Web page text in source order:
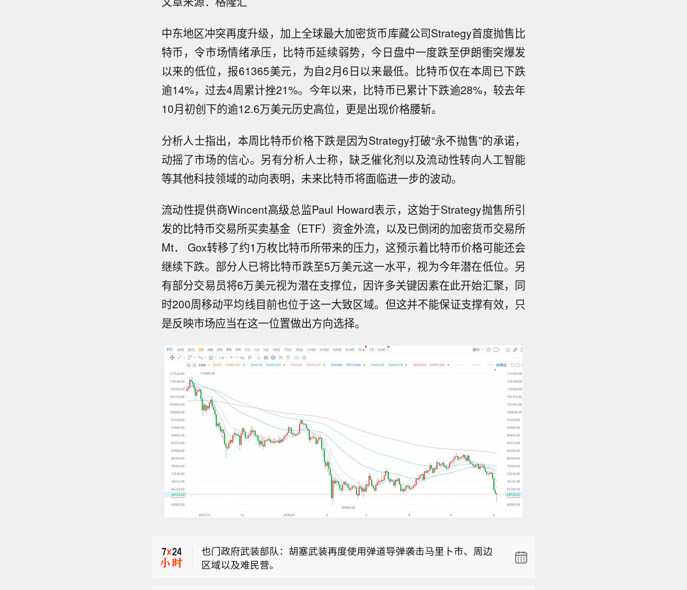
中东地区冲突再度升级，加上全球最大加密货币库藏公司Strategy首度抛售比
特币，令市场情绪承压，比特币延续弱势，今日盘中一度跌至伊朗衝突爆发
以来的低位，报61365美元，为自2月6日以来最低。比特币仅在本周已下跌
逾14%，过去4周累计挫21%。今年以来，比特币已累计下跌逾28%，较去年
10月初创下的逾12.6万美元历史高位，更是出现价格腰斩。
分析人士指出，本周比特币价格下跌是因为Strategy打破“永不抛售”的承诺，
动摇了市场的信心。另有分析人士称，缺乏催化剂以及流动性转向人工智能
等其他科技领域的动向表明，未来比特币将面临进一步的波动。
流动性提供商Wincent高级总监Paul Howard表示，这始于Strategy抛售所引
发的比特币交易所买卖基金（ETF）资金外流，以及已倒闭的加密货币交易所
Mt． Gox转移了约1万枚比特币所带来的压力，这预示着比特币价格可能还会
继续下跌。部分人已将比特币跌至5万美元这一水平，视为今年潜在低位。另
有部分交易员将6万美元视为潜在支撑位，因许多关键因素在此开始汇聚，同
时200周移动平均线目前也位于这一大致区域。但这并不能保证支撑有效，只
是反映市场应当在这一位置做出方向选择。
特朗普：不要再搞虚假的伊朗协议。拿下哈格岛，夺取石油，彻底结
束战事！
天一架无人机在保加利亚坠落的具体情况。他强调，乌军没有蓄意向
保加利亚方向发射任何装备。季希说，乌方正在核实事件的全部情况
也门政府武装部队：胡塞武装再度使用弹道导弹袭击马里卜市、周边
区域以及难民营。